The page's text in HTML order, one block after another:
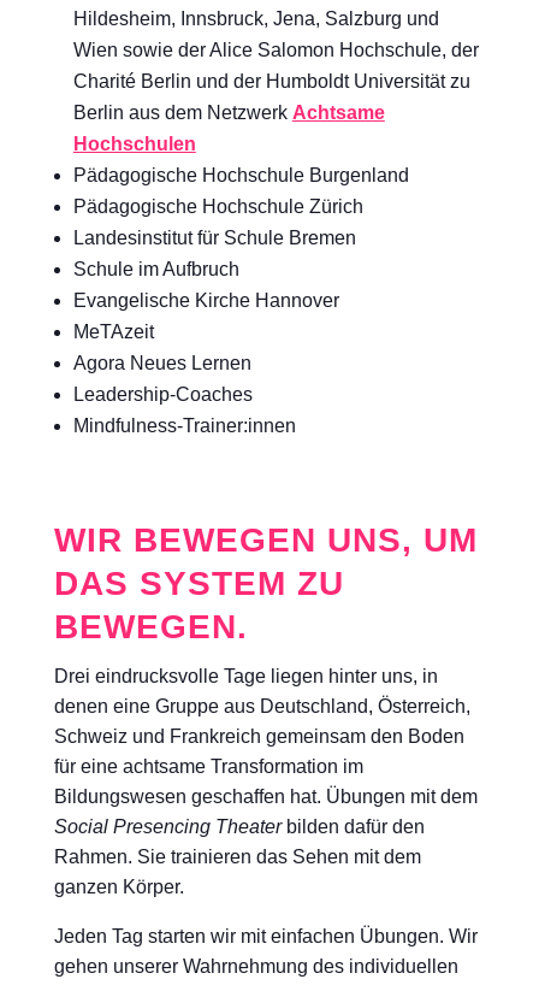
Hildesheim, Innsbruck, Jena, Salzburg und
Wien sowie der Alice Salomon Hochschule, der
Charité Berlin und der Humboldt Universität zu
Berlin aus dem Netzwerk Achtsame
Hochschulen
Pädagogische Hochschule Burgenland
Pädagogische Hochschule Zürich
Landesinstitut für Schule Bremen
Schule im Aufbruch
Evangelische Kirche Hannover
MeTAzeit
Agora Neues Lernen
Leadership-Coaches
Mindfulness-Trainer:innen
WIR BEWEGEN UNS, UM
DAS SYSTEM ZU
BEWEGEN.
Drei eindrucksvolle Tage liegen hinter uns, in
denen eine Gruppe aus Deutschland, Österreich,
Schweiz und Frankreich gemeinsam den Boden
für eine achtsame Transformation im
Bildungswesen geschaffen hat. Übungen mit dem
Social Presencing Theaterbilden dafür den
Rahmen. Sie trainieren das Sehen mit dem
ganzen Körper.
Jeden Tag starten wir mit einfachen Übungen. Wir
gehen unserer Wahrnehmung des individuellen